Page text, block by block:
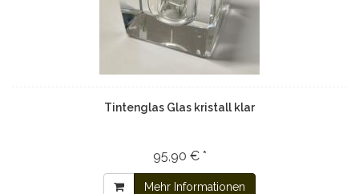
Tintenglas Glas kristall klar
95,90 € *
Mehr Informationen